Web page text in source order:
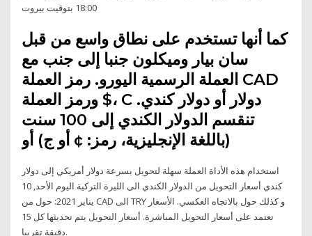
18:00 بتوقيت بيروت
كما أنها تستخدم على نطاق واسع من قبل
سان بيار وميكلون جنبا إلى جنب مع
العملة الرسمية اليورو. رمز العملة CAD
ورمز العملة $، C دولار أو دولار كندي.
تنقسم الدولار الكندي إلى 100 سنت
استخدام هذه الأداة العملة سهلة لتحويل بسرعة دولار أمريكي إلى دولار
كندي أسعار التحويل من الدولار الكندي الى الليرة التركية اليوم الأحد, 10
يناير 2021: حول من CAD الى TRY و كذلك حول بالاتجاه العكسي. الأسعار
تعتمد على أسعار التحويل المباشرة. أسعار التحويل يتم تحديثها كل 15
دقيقة تقريبا.